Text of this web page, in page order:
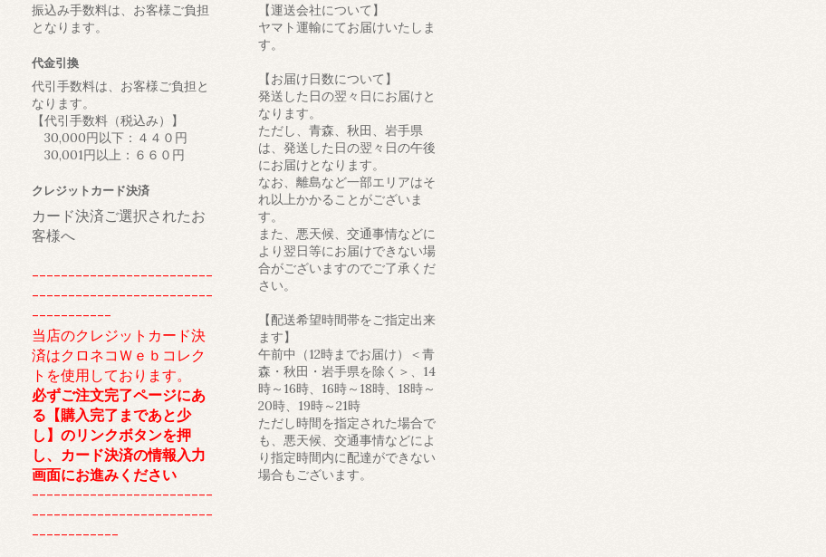
振込み手数料は、お客様ご負担
となります。
代金引換
代引手数料は、お客様ご負担と
なります。
【代引手数料（税込み）】
30,000円以下：４４０円
30,001円以上：６６０円
クレジットカード決済
カード決済ご選択されたお
客様へ
-------------------------
-------------------------
-----------
当店のクレジットカード決
済はクロネコＷｅｂコレク
トを使用しております。
必ずご注文完了ページにあ
る【購入完了まであと少
し】のリンクボタンを押
し、カード決済の情報入力
画面にお進みください
-------------------------
-------------------------
------------
【運送会社について】
ヤマト運輸にてお届けいたしま
す。
【お届け日数について】
発送した日の翌々日にお届けと
なります。
ただし、青森、秋田、岩手県
は、発送した日の翌々日の午後
にお届けとなります。
なお、離島など一部エリアはそ
れ以上かかることがございま
す。
また、悪天候、交通事情などに
より翌日等にお届けできない場
合がございますのでご了承くだ
さい。
【配送希望時間帯をご指定出来
ます】
午前中（12時までお届け）＜青
森・秋田・岩手県を除く＞、14
時～16時、16時～18時、18時～
20時、19時～21時
ただし時間を指定された場合で
も、悪天候、交通事情などによ
り指定時間内に配達ができない
場合もございます。